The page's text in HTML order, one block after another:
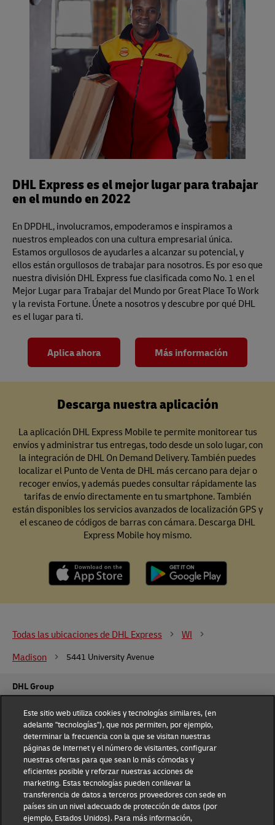
para centímetros/kilos) y aplica para los servicios Same
Day, Time Definite y Day Definite de DHL Express.
sin sellar para la inspección.
DHL Express es el mejor lugar para trabajar
en el mundo en 2022
En DPDHL, involucramos, empoderamos e inspiramos a
nuestros empleados con una cultura empresarial única.
Estamos orgullosos de ayudarles a alcanzar su potencial, y
ellos están orgullosos de trabajar para nosotros. Es por eso que
nuestra división DHL Express fue clasificada como No. 1 en el
Mejor Lugar para Trabajar del Mundo por Great Place To Work
y la revista Fortune. Únete a nosotros y descubre por qué DHL
es el lugar para ti.
Aplica ahora Más información
Descarga nuestra aplicación
La aplicación DHL Express Mobile te permite monitorear tus
envíos y administrar tus entregas, todo desde un solo lugar, con
la integración de DHL On Demand Delivery. También puedes
localizar el Punto de Venta de DHL más cercano para dejar o
recoger envíos, y además puedes consultar rápidamente las
tarifas de envío directamente en tu smartphone. También
están disponibles los servicios avanzados de localización GPS y
el escaneo de códigos de barras con cámara. Descarga DHL
Express Mobile hoy mismo.
Todas las ubicaciones de DHL Express
WI
Madison
5441 University Avenue
DHL Group
Fraud Awareness Legal Notice
Terms of Use Privacy Notice
Dispute Resolution Accessibility
Additional Information
Configuración de
consentimiento
Este sitio web utiliza cookies y tecnologías similares, (en
adelante "tecnologías"), que nos permiten, por ejemplo,
determinar la frecuencia con la que se visitan nuestras
páginas de Internet y el número de visitantes, configurar
nuestras ofertas para que sean lo más cómodas y
eficientes posible y reforzar nuestras acciones de
marketing. Estas tecnologías pueden conllevar la
transferencia de datos a terceros proveedores con sede en
países sin un nivel adecuado de protección de datos (por
ejemplo, Estados Unidos). Para más información,